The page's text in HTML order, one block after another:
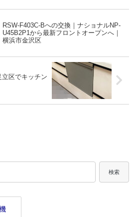
RSW-F403C-Bへの交換｜ナショナルNP-
U45B2P1から最新フロントオープンへ｜
横浜市金沢区
立区でキッチン
検索